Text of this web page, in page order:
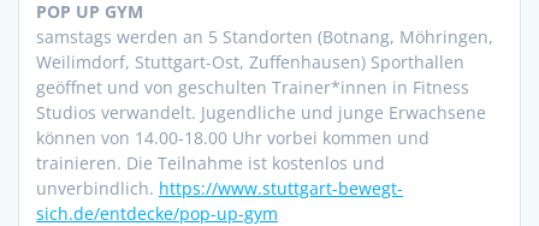
POP UP GYM
samstags werden an 5 Standorten (Botnang, Möhringen,
Weilimdorf, Stuttgart-Ost, Zuffenhausen) Sporthallen
geöffnet und von geschulten Trainer*innen in Fitness
Studios verwandelt. Jugendliche und junge Erwachsene
können von 14.00-18.00 Uhr vorbei kommen und
trainieren. Die Teilnahme ist kostenlos und
unverbindlich. https://www.stuttgart-bewegt-
sich.de/entdecke/pop-up-gym